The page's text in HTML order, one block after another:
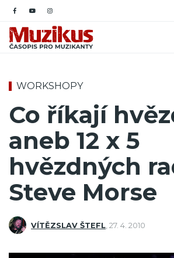
WORKSHOPY
Co říkají
aneb 12 x 5
hvězdných
Steve Morse
VÍTĚZSLAV ŠTEFL 27. 4. 2010